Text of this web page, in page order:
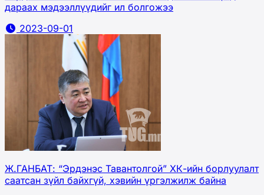
дараах мэдээллүүдийг ил болгожээ
2023-09-01
Ж.ГАНБАТ: “Эрдэнэс Тавантолгой” ХК-ийн борлуулалт
саатсан зүйл байхгүй, хэвийн үргэлжилж байна